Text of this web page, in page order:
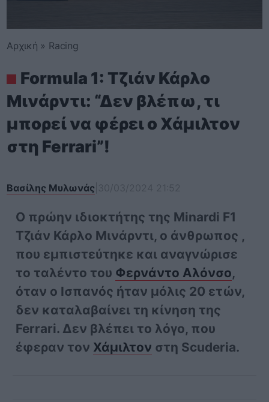
Αρχική » Racing
Formula 1: Tζιάν Κάρλο
Μινάρντι: “Δεν βλέπω, τι
μπορεί να φέρει ο Χάμιλτον
στη Ferrari”!
Βασίλης Μυλωνάς
Ο πρώην ιδιοκτήτης της Minardi F1
Τζιάν Κάρλο Μινάρντι, ο άνθρωπος ,
που εμπιστεύτηκε και αναγνώρισε
το ταλέντο του Φερνάντο Αλόνσο,
όταν ο Ισπανός ήταν μόλις 20 ετών,
δεν καταλαβαίνει τη κίνηση της
Ferrari. Δεν βλέπει το λόγο, που
έφεραν τον Χάμιλτον στη Scuderia.